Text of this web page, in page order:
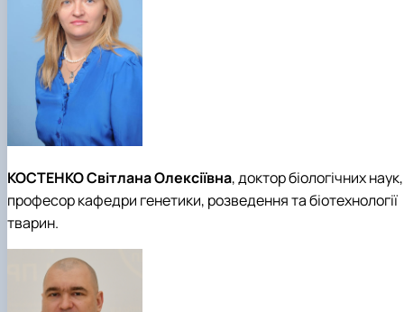
КОСТЕНКО Світлана Олексіївна, доктор біологічних наук,
професор кафедри генетики, розведення та біотехнології
тварин.